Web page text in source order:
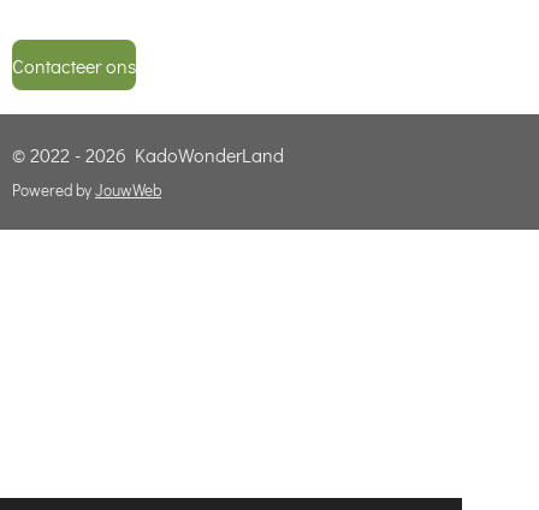
Contacteer ons
© 2022 - 2026 KadoWonderLand
Powered byJouwWeb